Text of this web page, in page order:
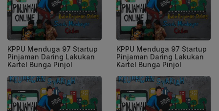
KPPU Menduga 97 Startup
Pinjaman Daring Lakukan
Kartel Bunga Pinjol
KPPU Menduga 97 Startup
Pinjaman Daring Lakukan
Kartel Bunga Pinjol